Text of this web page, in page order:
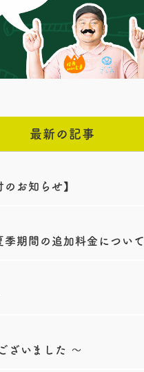
最新の記事
のお知らせ】
季期間の追加料金について
ざいました 〜